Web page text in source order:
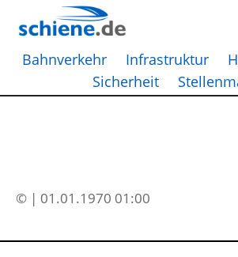
Bahnverkehr Infrastruktur
Sicherheit
© | 01.01.1970 01:00